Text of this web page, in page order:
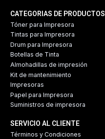
CATEGORIAS DE PRODUCTOS
Tóner para Impresora
Tintas para Impresora
Drum para Impresora
Botellas de Tinta
Almohadillas de impresión
Kit de mantenimiento
Impresoras
Papel para Impresora
Suministros de impresora
SERVICIO AL CLIENTE
Términos y Condiciones